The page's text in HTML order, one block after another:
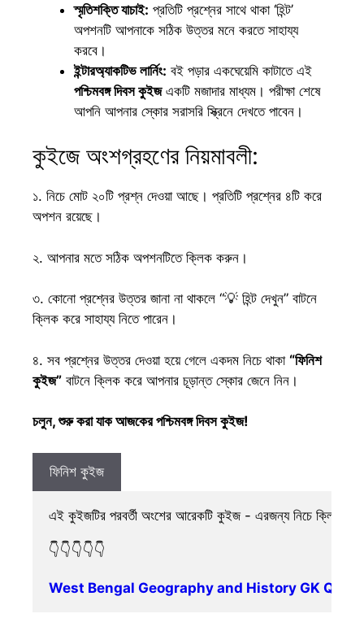
স্মৃতিশক্তি যাচাই: প্রতিটি প্রশ্নের সাথে থাকা ‘হিন্ট’
অপশনটি আপনাকে সঠিক উত্তর মনে করতে সাহায্য
করবে।
ইন্টারঅ্যাকটিভ লার্নিং: বই পড়ার একঘেয়েমি কাটাতে এই
পশ্চিমবঙ্গ দিবস কুইজএকটি মজাদার মাধ্যম। পরীক্ষা শেষে
আপনি আপনার স্কোর সরাসরি স্ক্রিনে দেখতে পাবেন।
​কুইজে অংশগ্রহণের নিয়মাবলী:
​১. নিচে মোট ২০টি প্রশ্ন দেওয়া আছে। প্রতিটি প্রশ্নের ৪টি করে
অপশন রয়েছে।
২. আপনার মতে সঠিক অপশনটিতে ক্লিক করুন।
৩. কোনো প্রশ্নের উত্তর জানা না থাকলে “💡 হিন্ট দেখুন” বাটনে
ক্লিক করে সাহায্য নিতে পারেন।
৪. সব প্রশ্নের উত্তর দেওয়া হয়ে গেলে একদম নিচে থাকা “ফিনিশ
কুইজ” বাটনে ক্লিক করে আপনার চূড়ান্ত স্কোর জেনে নিন।
চলুন, শুরু করা যাক আজকের পশ্চিমবঙ্গ দিবস কুইজ!
ফিনিশ কুইজ
এই কুইজটির পরবর্তী অংশের আরেকটি কুইজ - এরজন্য নিচে ক্লিক
👇👇👇👇👇
West Bengal Geography and History GK Quiz Part